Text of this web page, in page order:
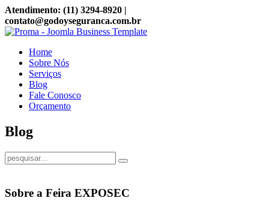
Atendimento: (11) 3294-8920 |
contato@godoyseguranca.com.br
Home
Sobre Nós
Serviços
Blog
Fale Conosco
Orçamento
Blog
Sobre a Feira EXPOSEC